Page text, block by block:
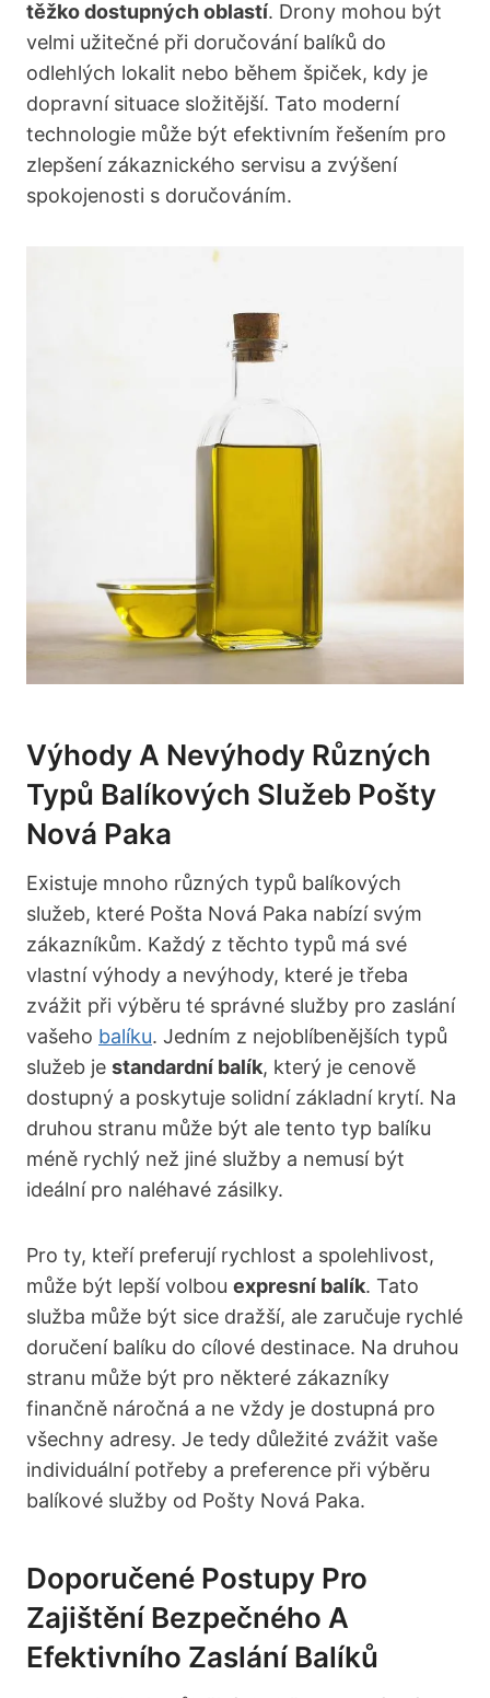
těžko dostupných oblastí. Drony mohou být
velmi užitečné při doručování balíků do
odlehlých lokalit⁣ nebo ⁤během špiček, kdy je
dopravní situace složitější. Tato moderní
technologie může být efektivním ‍řešením pro
zlepšení ⁣zákaznického servisu a zvýšení
spokojenosti s doručováním.
Výhody A Nevýhody Různých
Typů Balíkových Služeb Pošty
‍Nová ‍Paka
Existuje mnoho různých typů balíkových
služeb, které Pošta Nová Paka nabízí svým
zákazníkům. Každý z ⁣těchto typů má své
vlastní výhody a nevýhody, které ⁤je ⁤třeba
⁣zvážit ‍při ⁤výběru té správné služby ‌pro zaslání
vašeho balíku. Jedním z nejoblíbenějších typů
služeb je standardní balík, který je ​cenově
dostupný a ⁤poskytuje solidní základní krytí.⁣ Na‌
druhou stranu ⁤může být ⁤ale tento typ balíku
méně​ rychlý než jiné ‍služby a nemusí být
ideální pro naléhavé ​zásilky.
Pro ‌ty, kteří preferují rychlost a spolehlivost,
může být lepší volbou expresní balík. Tato
služba může být sice dražší, ale zaručuje rychlé
doručení balíku do cílové destinace. Na druhou
stranu může‌ být pro některé zákazníky
finančně náročná a ne vždy je dostupná pro
všechny ⁢adresy.⁣ Je tedy⁣ důležité zvážit ⁢vaše
individuální potřeby a preference při výběru
balíkové služby od Pošty ​Nová Paka.
Doporučené Postupy Pro
Zajištění Bezpečného A
Efektivního Zaslání Balíků